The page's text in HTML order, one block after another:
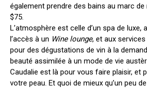
également prendre des bains au marc
$75.
L’atmosphère est celle d’un spa de luxe,
l’accès à un Wine lounge, et aux
pour des dégustations de vin à la
beauté assimilée à un mode de vie
Caudalie est là pour vous faire plaisir, et
votre peau. Et quoi de mieux qu’un peu